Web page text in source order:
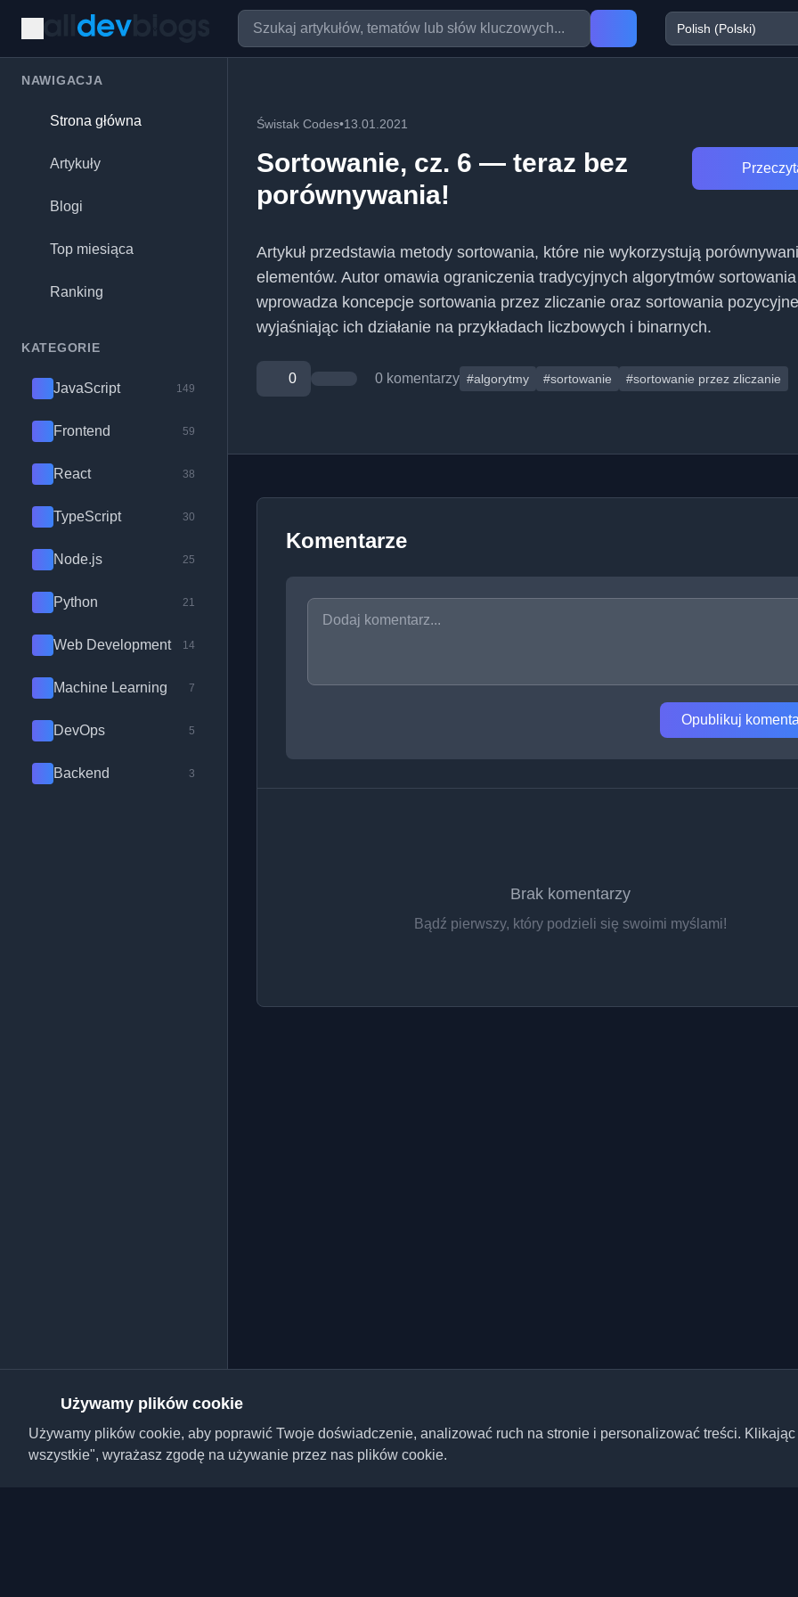
NAWIGACJA
Strona główna
Artykuły
Blogi
Top miesiąca
Ranking
KATEGORIE
JavaScript 149
Frontend 59
React 38
TypeScript 30
Node.js 25
Python 21
Web Development 14
Machine Learning 7
DevOps 5
Backend 3
Świstak Codes•13.01.2021
Sortowanie, cz. 6 — teraz bez
porównywania!
Artykuł przedstawia metody sortowania, które nie wykorzystują
elementów. Autor omawia ograniczenia tradycyjnych algorytmów
wprowadza koncepcje sortowania przez zliczanie oraz sortowania
wyjaśniając ich działanie na przykładach liczbowych i binarnych.
0 0 komentarzy #algorytmy #sortowanie #sortowanie przez zliczanie
Komentarze
Opublikuj
Brak komentarzy
Bądź pierwszy, który podzieli się swoimi myślami!
Używamy plików cookie
Używamy plików cookie, aby poprawić Twoje doświadczenie, analizować ruch na stronie i personalizować treści.
wszystkie", wyrażasz zgodę na używanie przez nas plików cookie.